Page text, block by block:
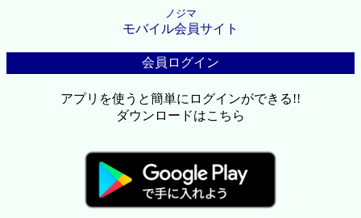
ノジマ
モバイル会員サイト
会員ログイン
アプリを使うと簡単にログインができる!!
ダウンロードはこちら